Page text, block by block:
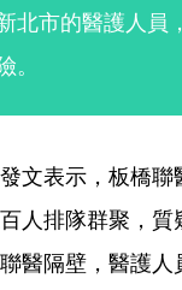
北市的醫護人員
文表示，板橋
人排隊群聚，
醫隔壁，醫護人